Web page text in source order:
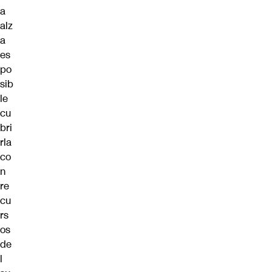
a
alz
a
es
po
sib
le
cu
bri
rla
co
n
re
cu
rs
os
de
l